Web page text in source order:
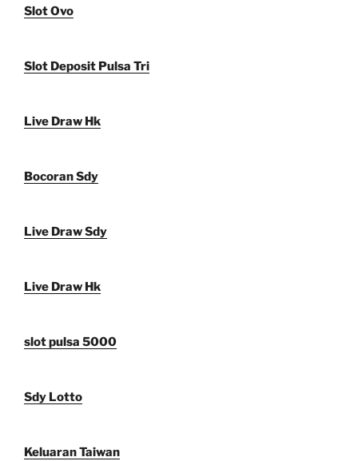
Slot Ovo
Slot Deposit Pulsa Tri
Live Draw Hk
Bocoran Sdy
Live Draw Sdy
Live Draw Hk
slot pulsa 5000
Sdy Lotto
Keluaran Taiwan